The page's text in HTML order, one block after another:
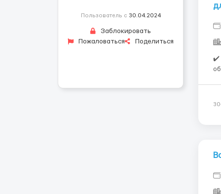
Пользователь с 30.04.2024
Заблокировать
Пожаловаться
Поделиться
✔️ Что